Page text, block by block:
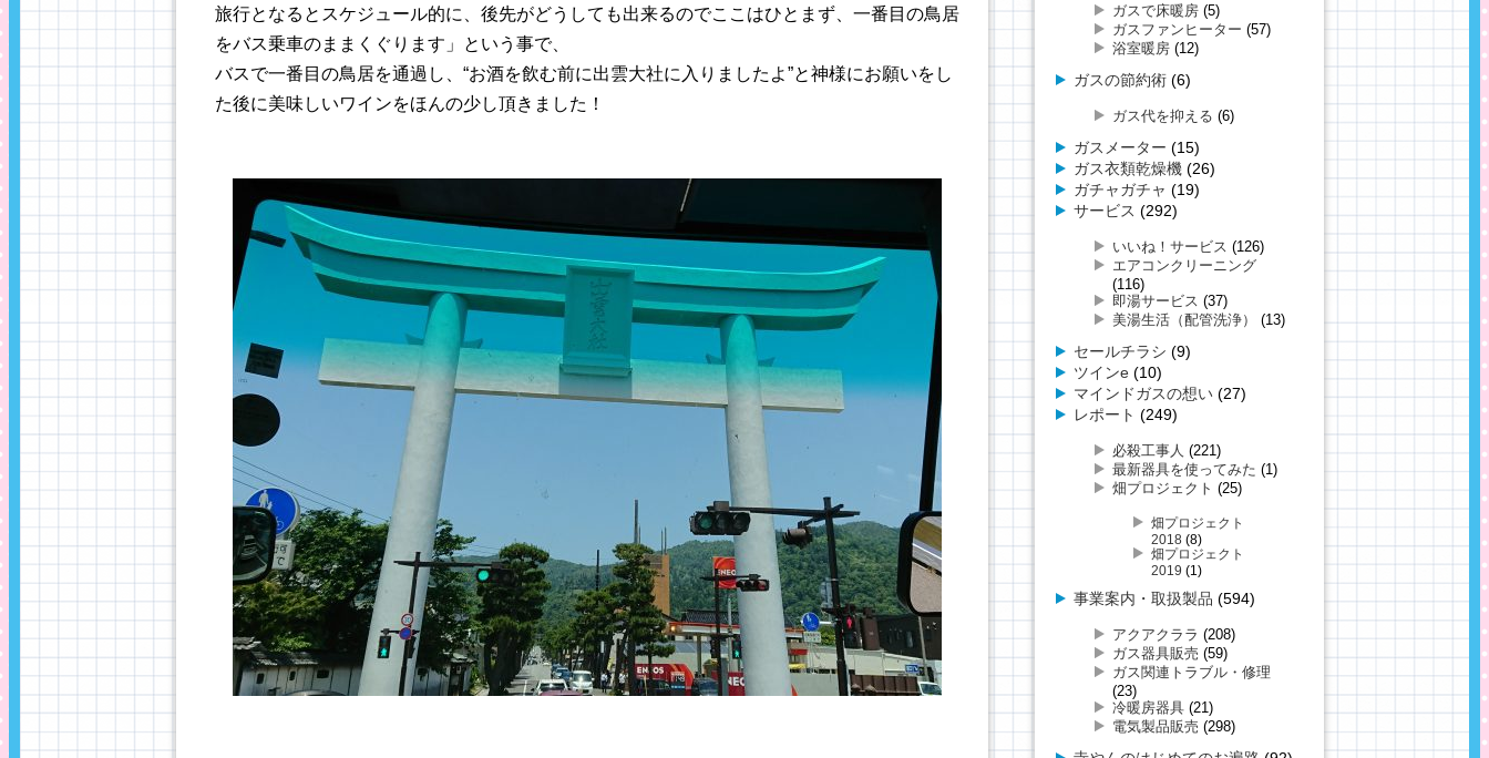
旅行となるとスケジュール的に、後先がどうしても出来るのでここはひとまず、一番目の鳥居
をバス乗車のままくぐります」という事で、
バスで一番目の鳥居を通過し、“お酒を飲む前に出雲大社に入りましたよ”と神様にお願いをし
た後に美味しいワインをほんの少し頂きました！
ガスで床暖房(5)
ガスファンヒーター (57)
浴室暖房(12)
ガスの節約術(6)
ガス代を抑える (6)
ガスメーター (15)
ガス衣類乾燥機 (26)
ガチャガチャ (19)
サービス (292)
いいね！サービス (126)
エアコンクリーニング
(116)
即湯サービス (37)
美湯生活（配管洗浄）
(13)
セールチラシ (9)
ツインe(10)
マインドガスの想い(27)
レポート (249)
必殺工事人 (221)
最新器具を使ってみた (1)
畑プロジェクト (25)
畑プロジェクト
2018(8)
畑プロジェクト
2019 (1)
事業案内・取扱製品 (594)
アクアクララ (208)
ガス器具販売 (59)
ガス関連トラブル・修理
(23)
冷暖房器具(21)
電気製品販売 (298)